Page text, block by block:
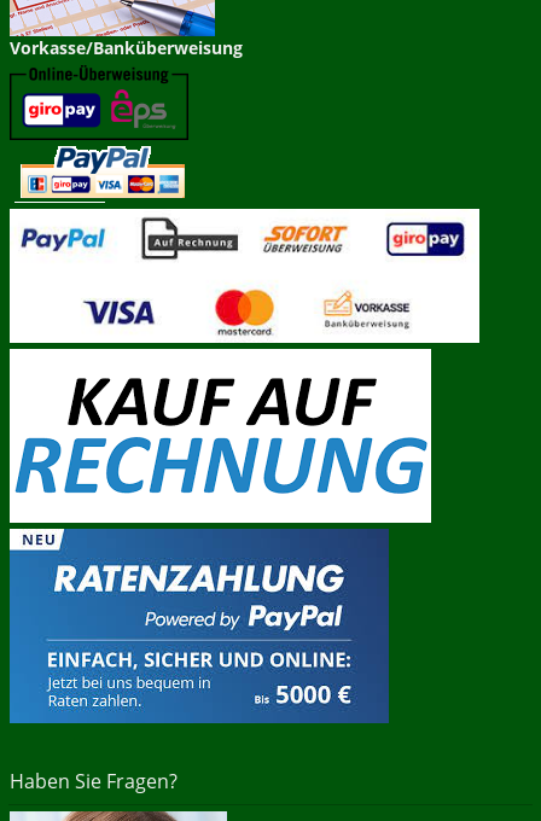
Vorkasse/Banküberweisung
Haben Sie Fragen?